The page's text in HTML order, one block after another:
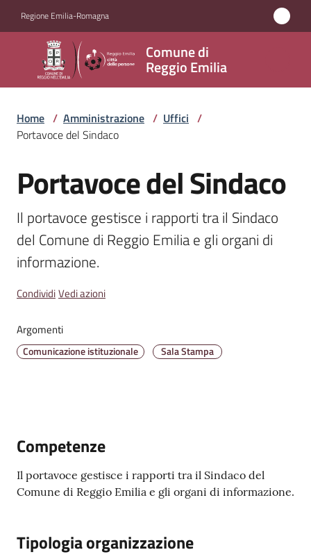
Regione Emilia-Romagna
Comune di
Reggio Emilia
Comune
di
Reggio
Emilia
Amministrazione
Menu selezionato
Servizi
Novità
Reggio
argomenti
T
u
s
Home / Amministrazione / Uffici /
Portavoce del Sindaco
Salta al contenuto
Portavoce del Sindaco
Il portavoce gestisce i rapporti tra il Sindaco
del Comune di Reggio Emilia e gli organi di
informazione.
CondividiVedi azioni
Argomenti
Comunicazione istituzionale Sala Stampa
Competenze
Il portavoce gestisce i rapporti tra il Sindaco del
Comune di Reggio Emilia e gli organi di informazione.
Tipologia organizzazione